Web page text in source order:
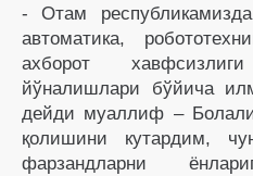
- Отам
автоматика,
ахборот
йўналишлари бўйича
дейди муаллиф –
қолишини кутардим,
фарзандларни